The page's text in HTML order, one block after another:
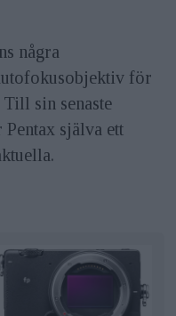
några
för
sin senaste
Pentax själva ett